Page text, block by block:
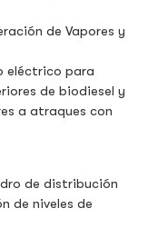
de Vapores y
eléctrico para
de biodiesel y
a atraques con
de distribución
de niveles de